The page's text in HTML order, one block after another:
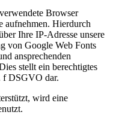
Browser
aufnehmen. Hierdurch
Ihre IP-Adresse unsere
von Google Web Fonts
ansprechenden
stellt ein berechtigtes
f DSGVO dar.
wird eine